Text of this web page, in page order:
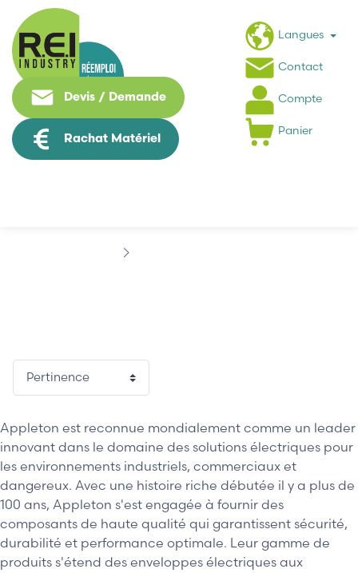
Devis / Demande
Rachat Matériel
Langues
Contact
Compte
Panier
Appleton est reconnue mondialement comme un leader
innovant dans le domaine des solutions électriques pour
les environnements industriels, commerciaux et
dangereux. Avec une histoire riche débutée il y a plus de
100 ans, Appleton s'est engagée à fournir des
composants de haute qualité qui garantissent sécurité,
durabilité et performance optimale. Leur gamme de
produits s'étend des enveloppes électriques aux